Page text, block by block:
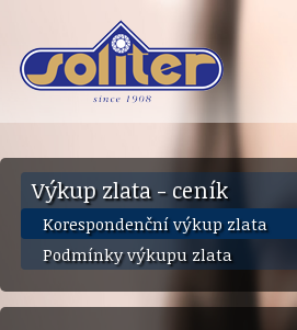
Výkup zlata - ceník
Korespondenční výkup zlata
Podmínky výkupu zlata